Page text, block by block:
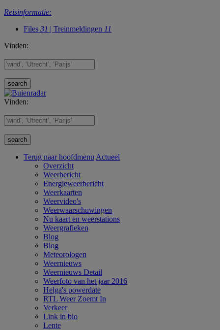
Reisinformatie:
Files 31 | Treinmeldingen 11
Vinden:
Vinden:
Terug naar hoofdmenu Actueel
Overzicht
Weerbericht
Energieweerbericht
Weerkaarten
Weervideo's
Weerwaarschuwingen
Nu kaart en weerstations
Weergrafieken
Blog
Blog
Meteorologen
Weernieuws
Weernieuws Detail
Weerfoto van het jaar 2016
Helga's powerdate
RTL Weer Zoemt In
Verkeer
Link in bio
Lente